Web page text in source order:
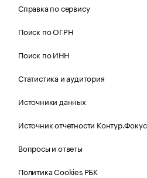
Справка по сервису
Поиск по ОГРН
Поиск по ИНН
Статистика и аудитория
Источники данных
Источник отчетности Контур.Фокус
Вопросы и ответы
Политика Cookies РБК